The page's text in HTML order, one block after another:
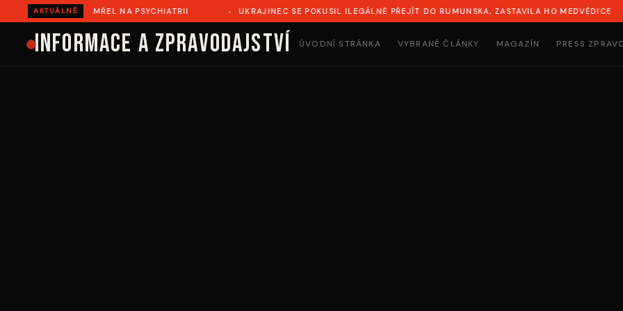
AKTUÁLNĚ
ZEMŘEL NA PSYCHIATRII UKRAJINEC SE POKUSIL ILEGÁLNĚ PŘEJÍT DO RUMUNSKA, ZASTAVILA HO MEDVĚDICE
Informace a zpravodajství ÚVODNÍ STRÁNKA VYBRANÉ ČLÁNKY MAGAZÍN PRESS